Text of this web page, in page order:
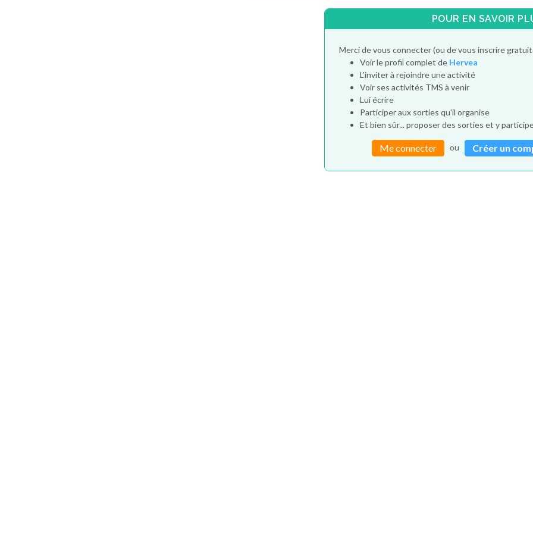
POUR EN SAVOIR
Merci de vous connecter (ou de vous inscrire
Voir le profil complet de Hervea
L'inviter à rejoindre une activité
Voir ses activités TMS à venir
Lui écrire
Participer aux sorties qu'il organise
Et bien sûr... proposer des sorties et y
Me connecter ou Créer un